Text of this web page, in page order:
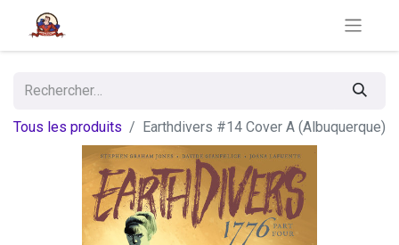
Tous les produits Earthdivers #14 Cover A (Albuquerque)